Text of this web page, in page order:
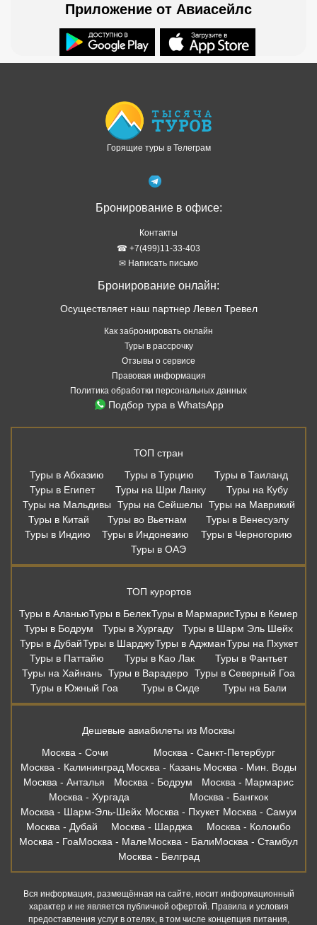
Приложение от Авиасейлс
Горящие туры в Телеграм
Бронирование в офисе:
Контакты
☎ +7(499)11-33-403
✉ Написать письмо
Бронирование онлайн:
Осуществляет наш партнер Левел Тревел
Как забронировать онлайн
Туры в рассрочку
Отзывы о сервисе
Правовая информация
Политика обработки персональных данных
Подбор тура в WhatsApp
ТОП стран
Туры в Абхазию
Туры в Турцию
Туры в Таиланд
Туры в Египет
Туры на Шри Ланку
Туры на Кубу
Туры на Мальдивы
Туры на Сейшелы
Туры на Маврикий
Туры в Китай
Туры во Вьетнам
Туры в Венесуэлу
Туры в Индию
Туры в Индонезию
Туры в Черногорию
Туры в ОАЭ
ТОП курортов
Туры в АланьюТуры в БелекТуры в МармарисТуры в Кемер
Туры в Бодрум
Туры в Хургаду
Туры в Шарм Эль Шейх
Туры в ДубайТуры в ШарджуТуры в АджманТуры на Пхукет
Туры в Паттайю
Туры в Као Лак
Туры в Фантьет
Туры на Хайнань Туры в Варадеро Туры в Северный Гоа
Туры в Южный Гоа
Туры в Сиде Туры на Бали
Дешевые авиабилеты из Москвы
Москва - Сочи
Москва - Санкт-Петербург
Москва - Калининград Москва - Казань Москва - Мин. Воды
Москва - Анталья
Москва - Бодрум
Москва - Мармарис
Москва - Хургада
Москва - Бангкок
Москва - Шарм-Эль-Шейх Москва - Пхукет Москва - Самуи
Москва - Дубай
Москва - Шарджа
Москва - Коломбо
Москва - ГоаМосква - МалеМосква - БалиМосква - Стамбул
Москва - Белград
Вся информация, размещённая на сайте, носит информационный
характер и не является публичной офертой. Правила и условия
предоставления услуг в отелях, в том числе концепция питания,